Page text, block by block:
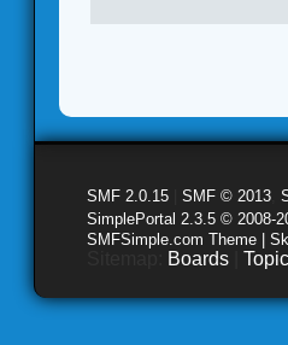
SMF 2.0.15 SMF © 2013
SimplePortal 2.3.5 © 2008-
SMFSimple.com Theme |
Boards